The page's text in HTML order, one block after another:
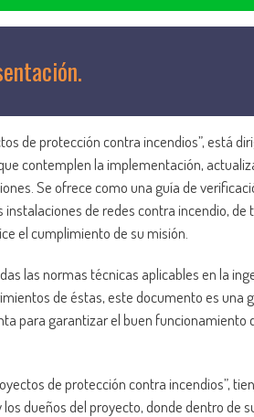
de protección contra incendios”, está
contemplen la implementación,
Se ofrece como una guía de
de redes contra incendio, de
el cumplimiento de su misión.
las normas técnicas aplicables en la
de éstas, este documento es una
para garantizar el buen funcionamiento
de protección contra incendios”,
dueños del proyecto, donde dentro de